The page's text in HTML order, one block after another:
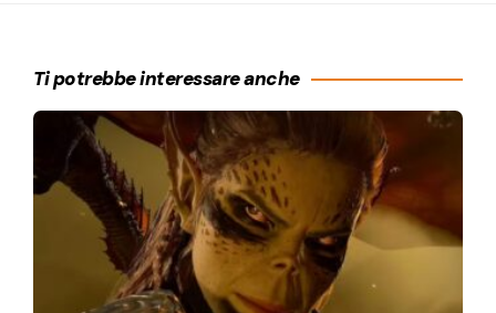
Ti potrebbe interessare anche